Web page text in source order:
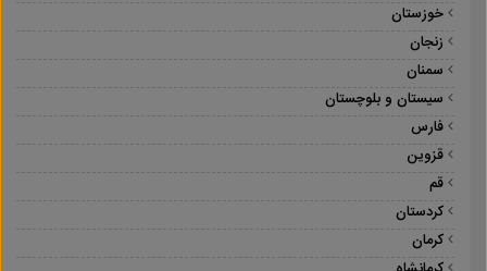
خوزستان
زنجان
سمنان
سیستان و بلوچستان
فارس
قزوین
قم
کردستان
کرمان